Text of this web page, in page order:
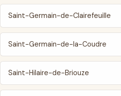
Saint-Germain-de-Clairefeuille
Saint-Germain-de-la-Coudre
Saint-Hilaire-de-Briouze